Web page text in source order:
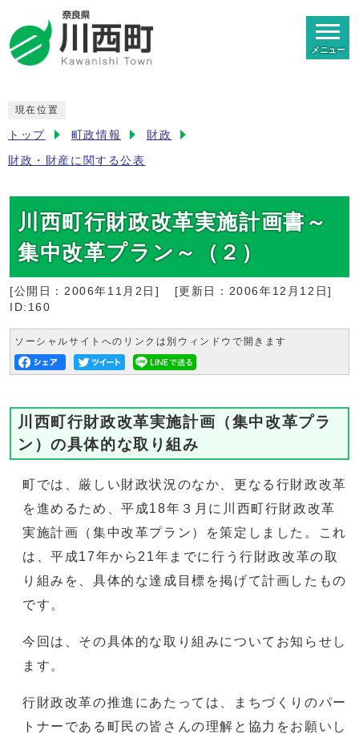
メニュー
現在位置
トップ 町政情報 財政
財政・財産に関する公表
川西町行財政改革実施計画書～
集中改革プラン～（２）
[公開日： 2006年11月2日 ] [更新日： 2006年12月12日]
ID:160
ソーシャルサイトへのリンクは別ウィンドウで開きます
川西町行財政改革実施計画（集中改革プラ
ン）の具体的な取り組み
町では、厳しい財政状況のなか、更なる行財政改革
を進めるため、平成18年３月に川西町行財政改革
実施計画（集中改革プラン）を策定しました。これ
は、平成17年から21年までに行う行財政改革の取
り組みを、具体的な達成目標を掲げて計画したもの
です。
今回は、その具体的な取り組みについてお知らせし
ます。
行財政改革の推進にあたっては、まちづくりのパー
トナーである町民の皆さんの理解と協力をお願いし